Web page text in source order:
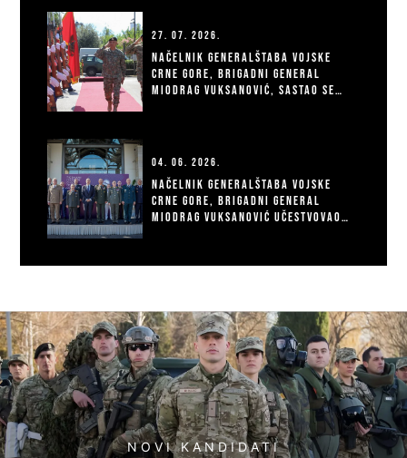
raspoređivanje u Italiji (NRDC-
Dominikom Bidikom
27. 07. 2026.
Načelnik Generalštaba Vojske
Crne Gore, brigadni general
Miodrag Vuksanović, sastao se
Vladom, koji boravi u zvaničnoj
04. 06. 2026.
Načelnik Generalštaba Vojske
Crne Gore, brigadni general
Miodrag Vuksanović učestvovao
zemalja
NOVI KANDIDATI